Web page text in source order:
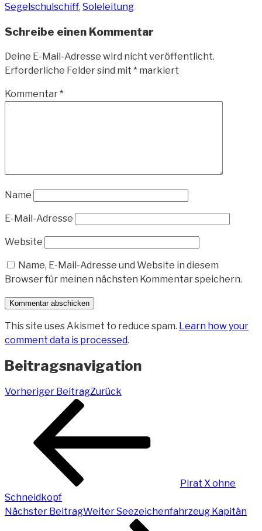
Segelschulschiff, Soleleitung
Schreibe einen Kommentar
Deine E-Mail-Adresse wird nicht veröffentlicht.
Erforderliche Felder sind mit * markiert
Kommentar*
Name
E-Mail-Adresse
Website
Name, E-Mail-Adresse und Website in diesem
Browser für meinen nächsten Kommentar speichern.
This site uses Akismet to reduce spam. Learn how your
comment data is processed.
Beitragsnavigation
Vorheriger BeitragZurück
Pirat X ohne
Schneidkopf
Nächster BeitragWeiterSeezeichenfahrzeug Kapitän